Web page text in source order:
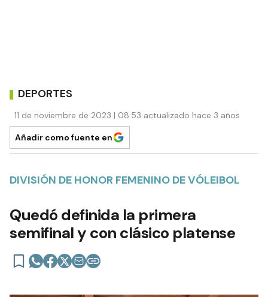
DEPORTES
11 de noviembre de 2023 | 08:53 actualizado hace 3 años
Añadir como fuente en
DIVISIÓN DE HONOR FEMENINO DE VÓLEIBOL
Quedó definida la primera
semifinal y con clásico platense